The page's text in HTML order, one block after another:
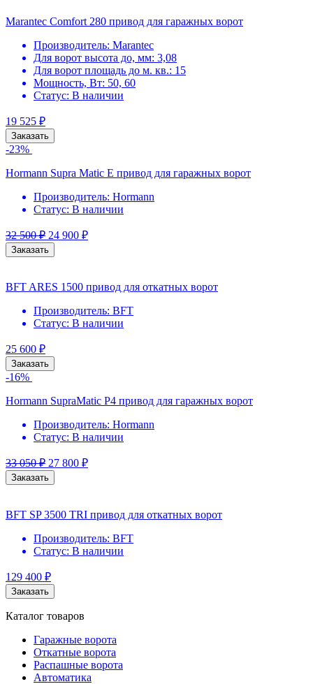
Marantec Comfort 280 привод для гаражных ворот
Производитель: Marantec
Для ворот высота до, мм: 3,08
Для ворот площадь до м. кв.: 15
Мощность, Вт: 50, 60
Статус: В наличии
19 525 ₽
Заказать
-23%
Hormann Supra Matic E привод для гаражных ворот
Производитель: Hormann
Статус: В наличии
32 500₽ 24 900 ₽
Заказать
BFT ARES 1500 привод для откатных ворот
Производитель: BFT
Статус: В наличии
25 600 ₽
Заказать
-16%
Hormann SupraMatic P4 привод для гаражных ворот
Производитель: Hormann
Статус: В наличии
33 050₽ 27 800 ₽
Заказать
BFT SP 3500 TRI привод для откатных ворот
Производитель: BFT
Статус: В наличии
129 400 ₽
Заказать
Каталог товаров
Гаражные ворота
Откатные ворота
Распашные ворота
Автоматика